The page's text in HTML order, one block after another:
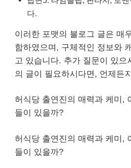
다.
이러한 포맷의 블로그 글은 매
함하였으며, 구체적인 정보와
고 있습니다. 추가 질문이 있으
의 글이 필요하시다면, 언제든
허식당 출연진의 매력과 케미,
들이 있을까?
허식당 출연진의 매력과 케미,
들이 있을까?